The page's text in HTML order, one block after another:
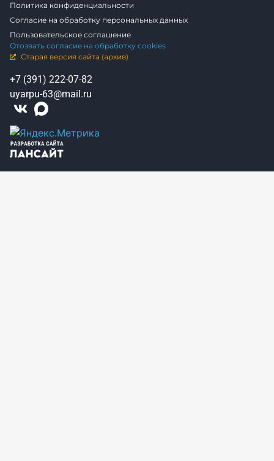
Политика конфиденциальности
Согласие на обработку персональных данных
Пользовательское соглашение
Отозвать согласие на обработку cookies
Старая версия сайта (архив)
+7 (391) 222-07-82
uyarpu-63@mail.ru